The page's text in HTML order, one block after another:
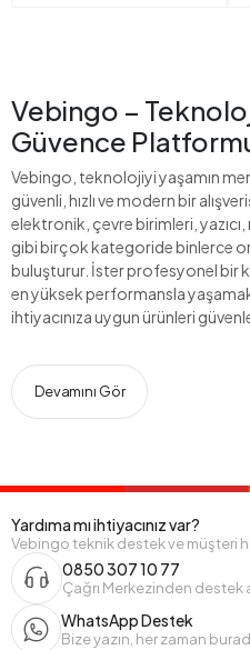
Vebingo –
Güvence
Vebingo, teknolojiyi yaşamın
güvenli, hızlı ve modern bir
elektronik, çevre birimleri,
gibi birçok kategoride binlerce
buluşturur. İster profesyonel bir
en yüksek performansla
ihtiyacınıza uygun ürünleri
Devamını Gör
Yardıma mı ihtiyacınız var?
Vebingo teknik destek ve müşteri
0850 307 10 77
Çağrı Merkezinden destek
WhatsApp Destek
Bize yazın, her zaman